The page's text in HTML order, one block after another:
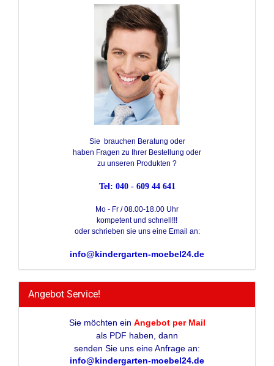
Sie brauchen Beratung oder
haben Fragen zu Ihrer Bestellung oder
zu unseren Produkten ?
Tel: 040 - 609 44 641
Mo - Fr / 08.00-18.00 Uhr
kompetent und schnell!!!
oder schrieben sie uns eine Email an:
info@kindergarten-moebel24.de
Angebot Service!
Sie möchten ein Angebot per Mail
als PDF haben, dann
senden Sie uns eine Anfrage an:
info@kindergarten-moebel24.de